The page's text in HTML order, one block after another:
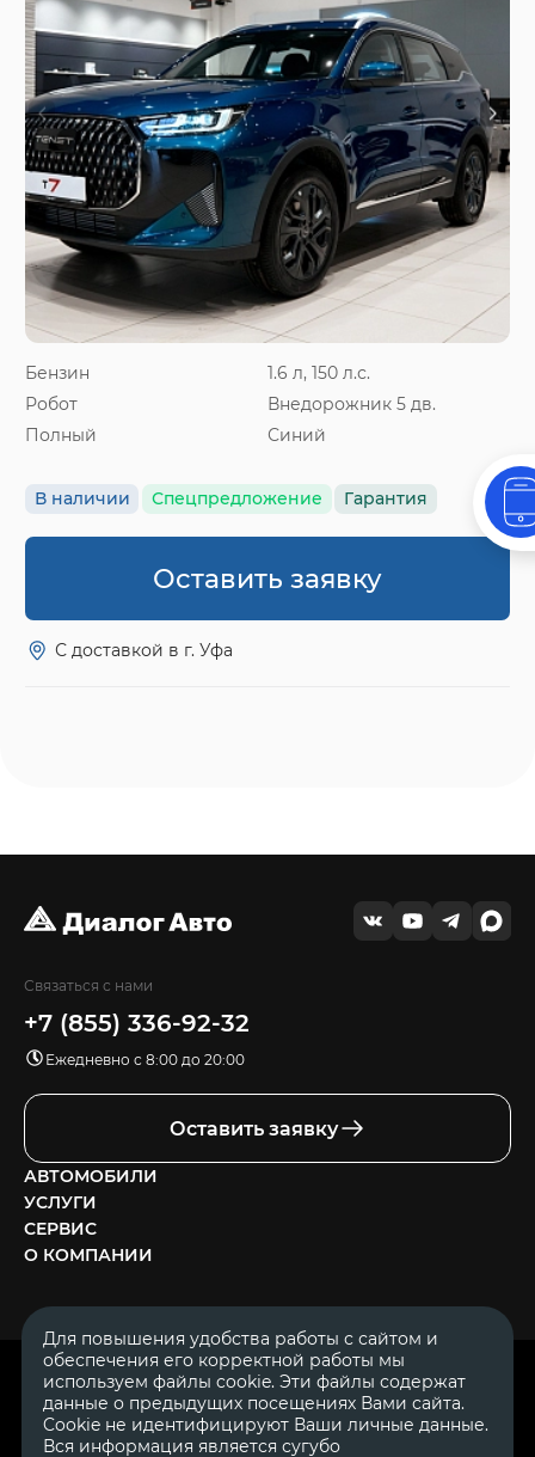
Бензин
1.6 л, 150 л.с.
Робот
Внедорожник 5 дв.
Полный
Синий
В наличии Спецпредложение Гарантия
Оставить заявку
С доставкой в г. Уфа
Связаться с нами
+7 (855) 336-92-32
Ежедневно с 8:00 до 20:00
Оставить заявку
АВТОМОБИЛИ
УСЛУГИ
СЕРВИС
О КОМПАНИИ
© 2007—2026 «Диалог Авто» — автосалон. Все права защищены.
Обращаем Ваше внимание на то, что данный Интернет-сайт
ОГРН 1111644005153
ИНН 1644062657
Для повышения удобства работы с сайтом и
обеспечения его корректной работы мы
используем файлы cookie. Эти файлы содержат
данные о предыдущих посещениях Вами сайта.
Cookie не идентифицируют Ваши личные данные.
Вся информация является сугубо